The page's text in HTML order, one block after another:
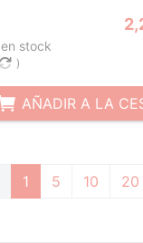
stock
)
AÑADIR A LA
1 5 10 20